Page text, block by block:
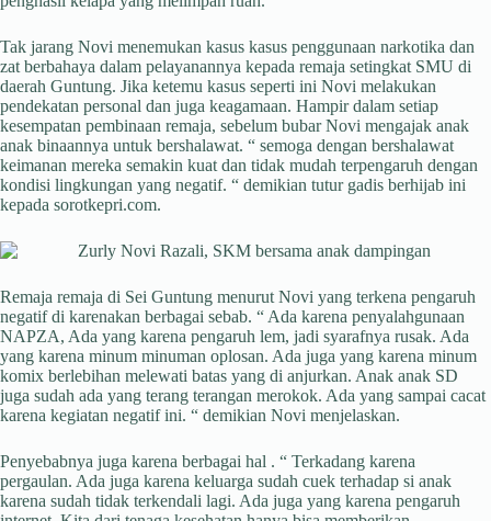
Tak jarang Novi menemukan kasus kasus penggunaan narkotika dan
zat berbahaya dalam pelayanannya kepada remaja setingkat SMU di
daerah Guntung. Jika ketemu kasus seperti ini Novi melakukan
pendekatan personal dan juga keagamaan. Hampir dalam setiap
kesempatan pembinaan remaja, sebelum bubar Novi mengajak anak
anak binaannya untuk bershalawat. “ semoga dengan bershalawat
keimanan mereka semakin kuat dan tidak mudah terpengaruh dengan
kondisi lingkungan yang negatif. “ demikian tutur gadis berhijab ini
kepada sorotkepri.com.
Remaja remaja di Sei Guntung menurut Novi yang terkena pengaruh
negatif di karenakan berbagai sebab. “ Ada karena penyalahgunaan
NAPZA, Ada yang karena pengaruh lem, jadi syarafnya rusak. Ada
yang karena minum minuman oplosan. Ada juga yang karena minum
komix berlebihan melewati batas yang di anjurkan. Anak anak SD
juga sudah ada yang terang terangan merokok. Ada yang sampai cacat
karena kegiatan negatif ini. “ demikian Novi menjelaskan.
Penyebabnya juga karena berbagai hal . “ Terkadang karena
pergaulan. Ada juga karena keluarga sudah cuek terhadap si anak
karena sudah tidak terkendali lagi. Ada juga yang karena pengaruh